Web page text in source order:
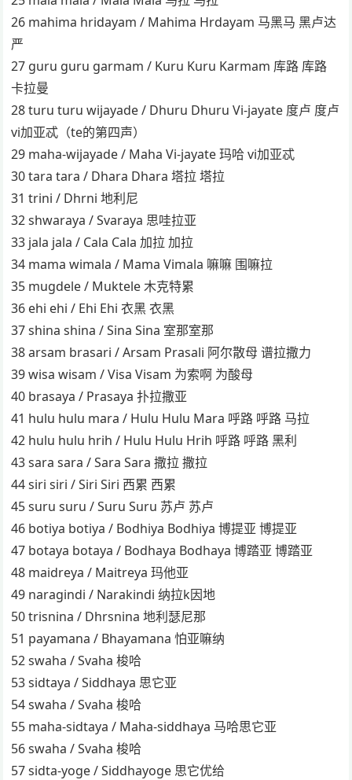
26 mahima hridayam / Mahima Hrdayam 马黑马 黑卢达
严
27 guru guru garmam / Kuru Kuru Karmam 库路 库路
卡拉曼
28 turu turu wijayade / Dhuru Dhuru Vi-jayate 度卢 度卢
vi加亚忒（te的第四声）
29 maha-wijayade / Maha Vi-jayate 玛哈 vi加亚忒
30 tara tara / Dhara Dhara 塔拉 塔拉
31 trini / Dhrni 地利尼
32 shwaraya / Svaraya 思哇拉亚
33 jala jala / Cala Cala 加拉 加拉
34 mama wimala / Mama Vimala 嘛嘛 围嘛拉
35 mugdele / Muktele 木克特累
36 ehi ehi / Ehi Ehi 衣黑 衣黑
37 shina shina / Sina Sina 室那室那
38 arsam brasari / Arsam Prasali 阿尔散母 谱拉撒力
39 wisa wisam / Visa Visam 为索啊 为酸母
40 brasaya / Prasaya 扑拉撒亚
41 hulu hulu mara / Hulu Hulu Mara 呼路 呼路 马拉
42 hulu hulu hrih / Hulu Hulu Hrih 呼路 呼路 黑利
43 sara sara / Sara Sara 撒拉 撒拉
44 siri siri / Siri Siri 西累 西累
45 suru suru / Suru Suru 苏卢 苏卢
46 botiya botiya / Bodhiya Bodhiya 博提亚 博提亚
47 botaya botaya / Bodhaya Bodhaya 博踏亚 博踏亚
48 maidreya / Maitreya 玛他亚
49 naragindi / Narakindi 纳拉k因地
50 trisnina / Dhrsnina 地利瑟尼那
51 payamana / Bhayamana 怕亚嘛纳
52 swaha / Svaha 梭哈
53 sidtaya / Siddhaya 思它亚
54 swaha / Svaha 梭哈
55 maha-sidtaya / Maha-siddhaya 马哈思它亚
56 swaha / Svaha 梭哈
57 sidta-yoge / Siddhayoge 思它优给